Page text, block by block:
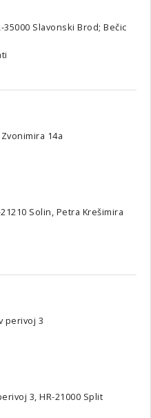
35000 Slavonski Brod; Bečic
14a
Solin, Petra Krešimira
perivoj 3
3, HR-21000 Split